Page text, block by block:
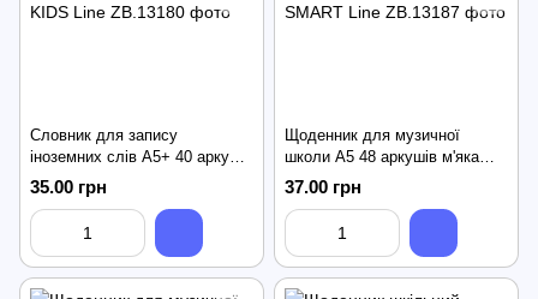
Словник для запису
іноземних слів А5+ 40 аркушів
м'яка обклалинка KIDS Line
35.00 грн
Щоденник для музичної
школи А5 48 аркушів м'яка
обкладинка для дівчат
SMART Line
37.00 грн